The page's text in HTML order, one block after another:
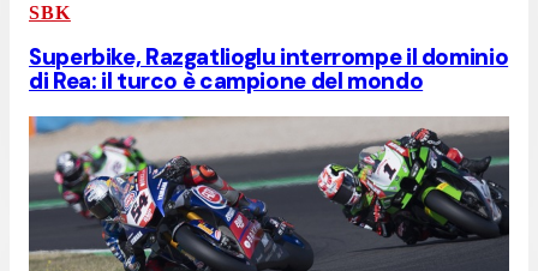
SBK
Superbike, Razgatlioglu interrompe il dominio
di Rea: il turco è campione del mondo